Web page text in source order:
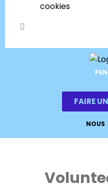
cookies
FAIRE
NOUS